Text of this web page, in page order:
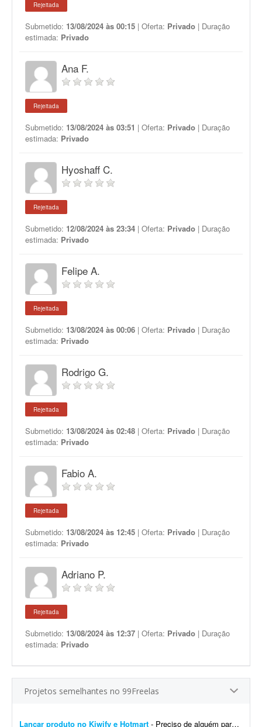
Rejeitada
Submetido: 13/08/2024 às 00:15 | Oferta: Privado | Duração
estimada: Privado
Ana F.
Rejeitada
Submetido: 13/08/2024 às 03:51 | Oferta: Privado | Duração
estimada: Privado
Hyoshaff C.
Rejeitada
Submetido: 12/08/2024 às 23:34 | Oferta: Privado | Duração
estimada: Privado
Felipe A.
Rejeitada
Submetido: 13/08/2024 às 00:06 | Oferta: Privado | Duração
estimada: Privado
Rodrigo G.
Rejeitada
Submetido: 13/08/2024 às 02:48 | Oferta: Privado | Duração
estimada: Privado
Fabio A.
Rejeitada
Submetido: 13/08/2024 às 12:45 | Oferta: Privado | Duração
estimada: Privado
Adriano P.
Rejeitada
Submetido: 13/08/2024 às 12:37 | Oferta: Privado | Duração
estimada: Privado
Projetos semelhantes no 99Freelas
Lançar produto no Kiwify e Hotmart - Preciso de alguém para me ajudar a lançar um produto no Kiwify e na Hotmart já neste final de semana. Já tenho os vídeos e preciso subir todo o conteúdo n...